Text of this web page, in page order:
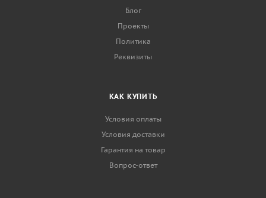
Блог
Проекты
Политика
Реквизиты
КАК КУПИТЬ
Условия оплаты
Условия доставки
Гарантия на товар
Вопрос-ответ